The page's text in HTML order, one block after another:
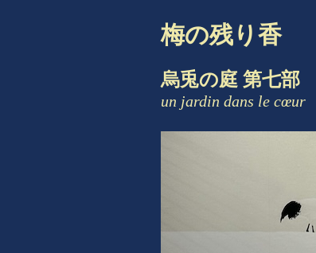
梅の残り香
烏兎の庭 第七部
un jardin dans le cœur